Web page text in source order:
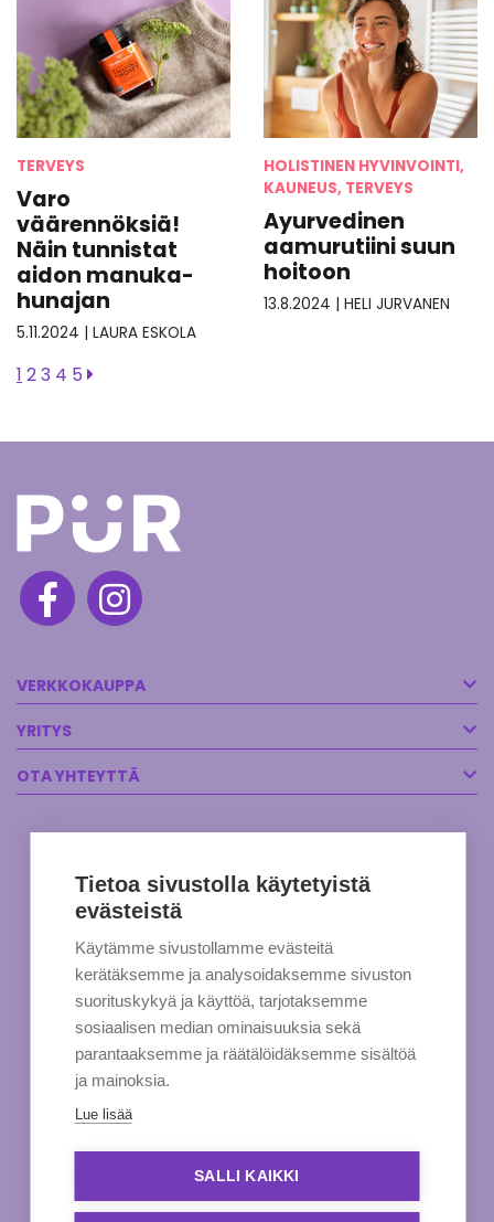
TERVEYS
Varo
väärennöksiä!
Näin tunnistat
aidon manuka-
hunajan
5.11.2024 | LAURA ESKOLA
HOLISTINEN HYVINVOINTI,
KAUNEUS, TERVEYS
Ayurvedinen
aamurutiini suun
hoitoon
13.8.2024 | HELI JURVANEN
1 23 4 5
VERKKOKAUPPA
YRITYS
OTA YHTEYTTÄ
Tietoa sivustolla käytetyistä
evästeistä
Käytämme sivustollamme evästeitä
kerätäksemme ja analysoidaksemme sivuston
suorituskykyä ja käyttöä, tarjotaksemme
sosiaalisen median ominaisuuksia sekä
parantaaksemme ja räätälöidäksemme sisältöä
ja mainoksia.
Lue lisää
SALLI KAIKKI